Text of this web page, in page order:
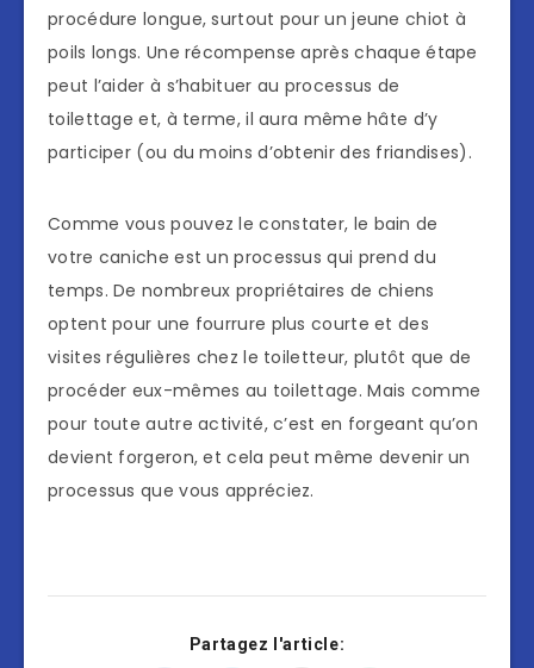
procédure longue, surtout pour un jeune chiot à
poils longs. Une récompense après chaque étape
peut l’aider à s’habituer au processus de
toilettage et, à terme, il aura même hâte d’y
participer (ou du moins d’obtenir des friandises).
Comme vous pouvez le constater, le bain de
votre caniche est un processus qui prend du
temps. De nombreux propriétaires de chiens
optent pour une fourrure plus courte et des
visites régulières chez le toiletteur, plutôt que de
procéder eux-mêmes au toilettage. Mais comme
pour toute autre activité, c’est en forgeant qu’on
devient forgeron, et cela peut même devenir un
processus que vous appréciez.
Partagez l'article: